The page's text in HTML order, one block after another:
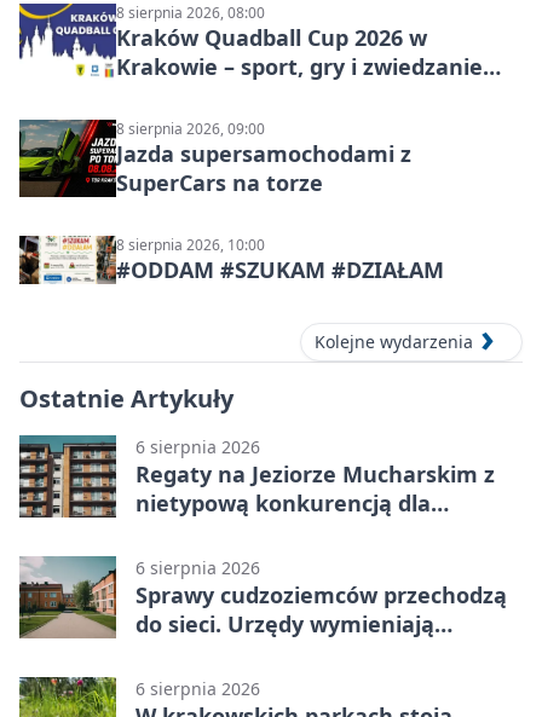
8 sierpnia 2026, 08:00
Kraków Quadball Cup 2026 w
Krakowie – sport, gry i zwiedzanie
8 sierpnia 2026, 09:00
Jazda supersamochodami z
SuperCars na torze
8 sierpnia 2026, 10:00
#ODDAM #SZUKAM #DZIAŁAM
Kolejne wydarzenia
Ostatnie Artykuły
6 sierpnia 2026
Regaty na Jeziorze Mucharskim z
nietypową konkurencją dla
6 sierpnia 2026
Sprawy cudzoziemców przechodzą
do sieci. Urzędy wymieniają
6 sierpnia 2026